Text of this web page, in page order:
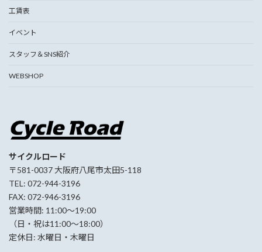
工賃表
イベント
スタッフ＆SNS紹介
WEBSHOP
サイクルロード
〒581-0037 大阪府八尾市太田5-118
TEL: 072-944-3196
FAX: 072-946-3196
営業時間: 11:00〜19:00
（日・祝は11:00〜18:00）
定休日: 水曜日・木曜日